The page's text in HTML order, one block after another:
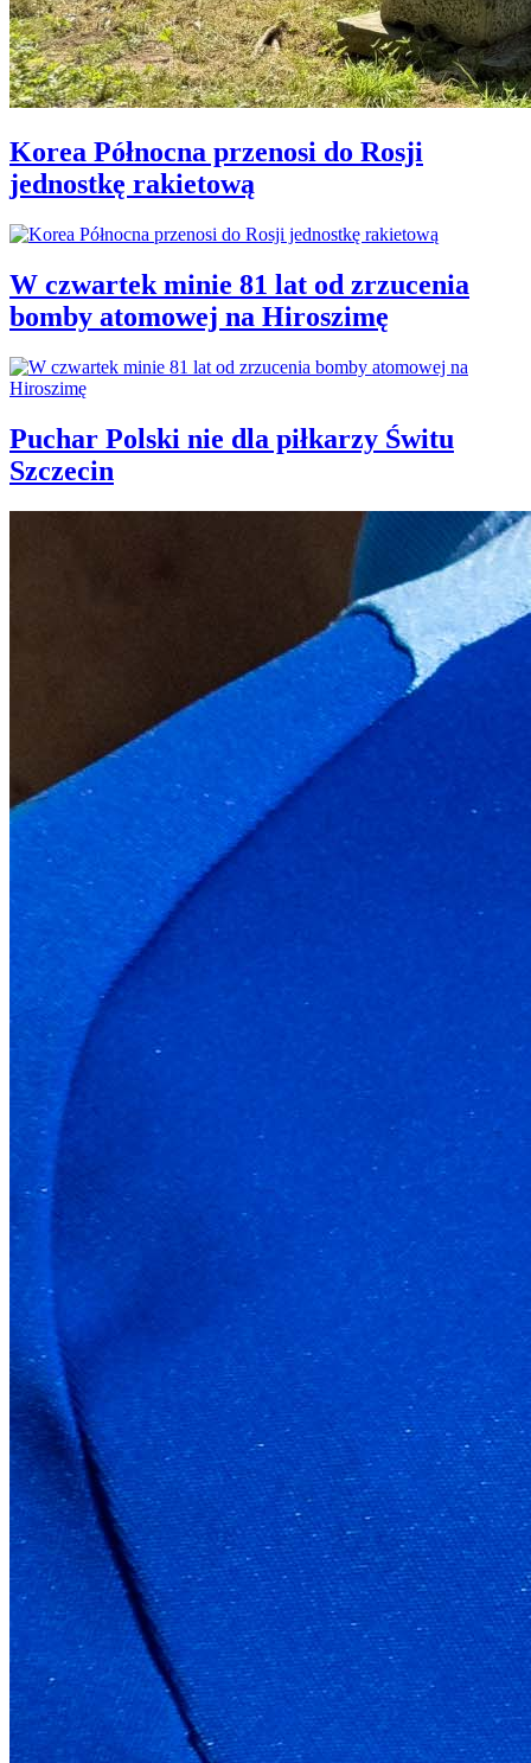
Korea Północna przenosi do Rosji
jednostkę rakietową
W czwartek minie 81 lat od zrzucenia
bomby atomowej na Hiroszimę
Puchar Polski nie dla piłkarzy Świtu
Szczecin